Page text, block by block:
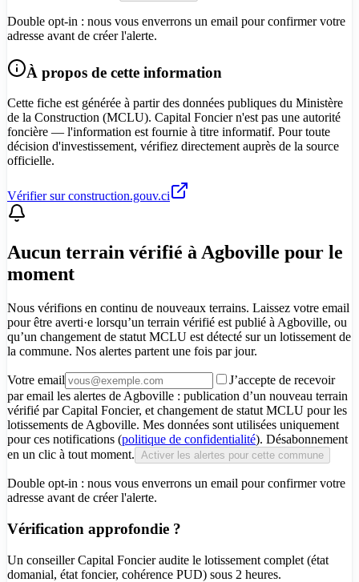
Double opt-in : nous vous enverrons un email pour confirmer votre
adresse avant de créer l'alerte.
À propos de cette information
Cette fiche est générée à partir des données publiques du Ministère
de la Construction (MCLU). Capital Foncier n'est pas une autorité
foncière — l'information est fournie à titre informatif. Pour toute
décision d'investissement, vérifiez directement auprès de la source
officielle.
Vérifier sur construction.gouv.ci
Aucun terrain vérifié à Agboville pour le
moment
Nous vérifions en continu de nouveaux terrains. Laissez votre email
pour être averti·e lorsqu’un terrain vérifié est publié à Agboville, ou
qu’un changement de statut MCLU est détecté sur un lotissement de
la commune. Nos alertes partent une fois par jour.
Votre email
J’accepte de recevoir
par email les alertes de Agboville : publication d’un nouveau terrain
vérifié par Capital Foncier, et changement de statut MCLU pour les
lotissements de Agboville. Mes données sont utilisées uniquement
pour ces notifications (politique de confidentialité). Désabonnement
en un clic à tout moment. Activer les alertes pour cette commune
Double opt-in : nous vous enverrons un email pour confirmer votre
adresse avant de créer l'alerte.
Vérification approfondie ?
Un conseiller Capital Foncier audite le lotissement complet (état
domanial, état foncier, cohérence PUD) sous 2 heures.